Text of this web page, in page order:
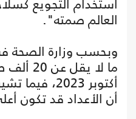
العالم صمته".
وبحسب وزارة الصحة
ما لا
أكتوبر
أن الأعداد قد تكون